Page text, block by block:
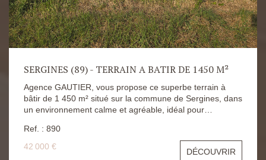
SERGINES (89) - TERRAIN A BATIR DE 1450 M²
Agence GAUTIER, vous propose ce superbe terrain à
bâtir de 1 450 m² situé sur la commune de Sergines, dans
un environnement calme et agréable, idéal pour
offre un véritable confort pour démarrer rapidement votre
future construction. Vous bénéficierez également du libre
choix du constructeur, vous permettant de réaliser une
Ref. : 890
42 000 €
DÉCOUVRIR